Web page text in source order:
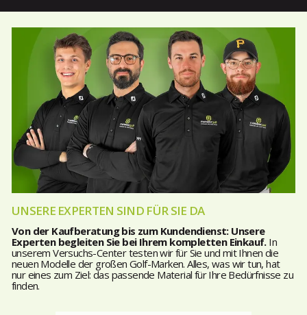
UNSERE EXPERTEN SIND FÜR SIE DA
Von der Kaufberatung bis zum Kundendienst: Unsere
Experten begleiten Sie bei Ihrem kompletten Einkauf.In
unserem Versuchs-Center testen wir für Sie und mit Ihnen die
neuen Modelle der großen Golf-Marken. Alles, was wir tun, hat
nur eines zum Ziel: das passende Material für Ihre Bedürfnisse zu
finden.